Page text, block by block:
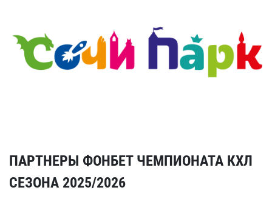
ПАРТНЕРЫ ФОНБЕТ ЧЕМПИОНАТА КХЛ
СЕЗОНА 2025/2026